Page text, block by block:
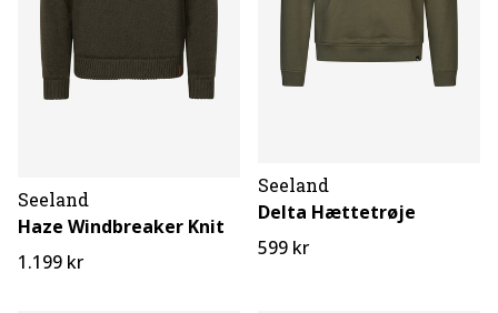
Seeland
Haze Windbreaker Knit
1.199 kr
Seeland
Delta Hættetrøje
599 kr